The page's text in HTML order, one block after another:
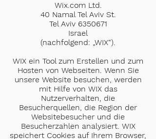
Wix.com Ltd.
40 Namal Tel Aviv St.
Tel Aviv 6350671
Israel
(nachfolgend: „WIX“).
WIX ein Tool zum Erstellen und zum
Hosten von Webseiten. Wenn Sie
unsere Website besuchen, werden
mit Hilfe von WIX das
Nutzerverhalten, die
Besucherquellen, die Region der
Websitebesucher und die
Besucherzahlen analysiert. WIX
speichert Cookies auf Ihrem Browser,